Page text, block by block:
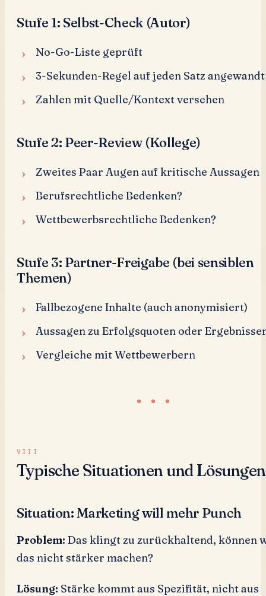
Stufe 1: Selbst-Check (Autor)
No-Go-Liste geprüft
3-Sekunden-Regel auf jeden Satz angewandt
Zahlen mit Quelle/Kontext versehen
Stufe 2: Peer-Review (Kollege)
Zweites Paar Augen auf kritische Aussagen
Berufsrechtliche Bedenken?
Wettbewerbsrechtliche Bedenken?
Stufe 3: Partner-Freigabe (bei sensiblen
Themen)
Fallbezogene Inhalte (auch anonymisiert)
Aussagen zu Erfolgsquoten oder
Vergleiche mit Wettbewerbern
Typische Situationen und Lösungen
Situation: Marketing will mehr Punch
Problem: Das klingt zu zurückhaltend, können
das nicht stärker machen?
Lösung: Stärke kommt aus Spezifität, nicht aus